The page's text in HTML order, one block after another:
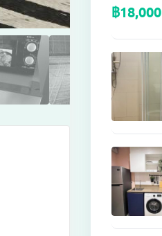
฿18,000